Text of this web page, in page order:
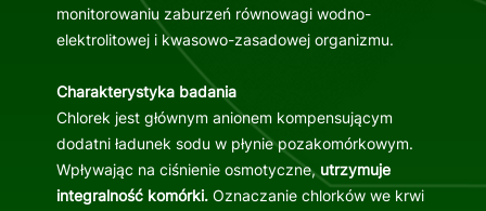
monitorowaniu zaburzeń równowagi wodno-
elektrolitowej i kwasowo-zasadowej organizmu.
Charakterystyka badania
Chlorek jest głównym anionem kompensującym
dodatni ładunek sodu w płynie pozakomórkowym.
Wpływając na ciśnienie osmotyczne, utrzymuje
integralność komórki.Oznaczanie chlorków we krwi